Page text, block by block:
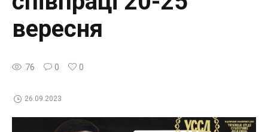
вересня
76 0 0
26.09.2023